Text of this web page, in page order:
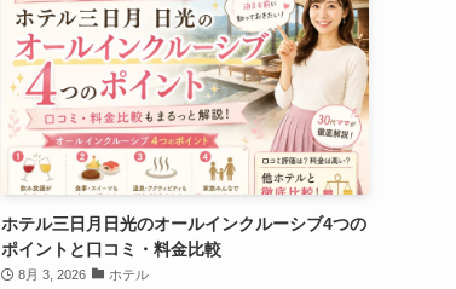
ホテル三日月日光のオールインクルーシブ4つの
ポイントと口コミ・料金比較
8月 3, 2026 ホテル